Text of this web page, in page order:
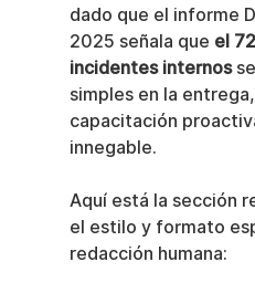
dado que el informe
2025 señala que el
incidentes internos
simples en la
capacitación
innegable.
Aquí está la sección
el estilo y formato
redacción humana: